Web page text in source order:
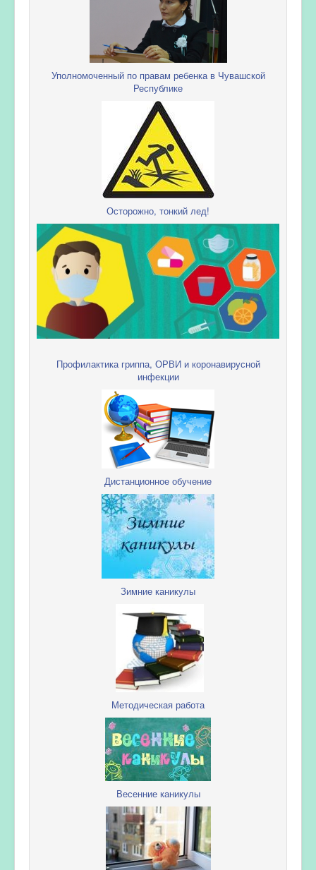
Уполномоченный по правам ребенка в Чувашской
Республике
Осторожно, тонкий лед!
Профилактика гриппа, ОРВИ и коронавирусной
инфекции
Дистанционное обучение
Зимние каникулы
Методическая работа
Весенние каникулы